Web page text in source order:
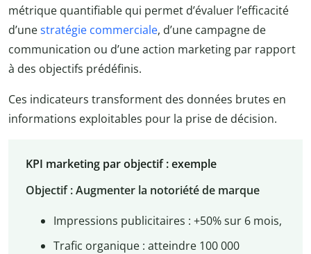
métrique quantifiable qui permet d’évaluer l’efficacité
d’unestratégie commerciale, d’une campagne de
communication ou d’une action marketing par rapport
à des objectifs prédéfinis.
Ces indicateurs transforment des données brutes en
informations exploitables pour la prise de décision.
KPI marketing par objectif : exemple
Objectif : Augmenter la notoriété de marque
Impressions publicitaires : +50% sur 6 mois,
Trafic organique : atteindre 100 000